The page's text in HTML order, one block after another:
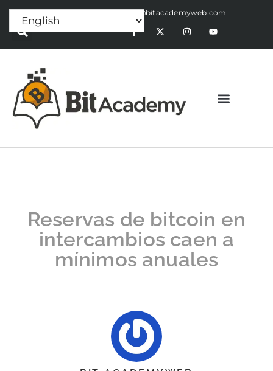
Press Release:alex@bitacademyweb.com
Reservas de bitcoin en
intercambios caen a
mínimos anuales